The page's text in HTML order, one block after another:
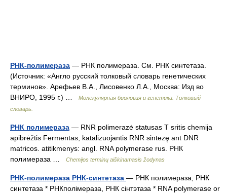
РНК-полимераза — РНК полимераза. См. РНК синтетаза.
(Источник: «Англо русский толковый словарь генетических
терминов». Арефьев В.А., Лисовенко Л.А., Москва: Изд во
ВНИРО, 1995 г.) …
Молекулярная биология и генетика. Толковый
словарь.
РНК полимераза — RNR polimerazė statusas T sritis chemija
apibrėžtis Fermentas, katalizuojantis RNR sintezę ant DNR
matricos. atitikmenys: angl. RNA polymerase rus. РНК
полимераза …
Chemijos terminų aiškinamasis žodynas
РНК-полимераза РНК-синтетаза — РНК полимераза, РНК
синтетаза * РНКполімераза, РНК сінтэтаза * RNA polymerase or